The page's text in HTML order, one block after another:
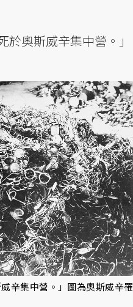
於奧斯威辛集中營。」
辛集中營。」圖為奧斯威辛罹